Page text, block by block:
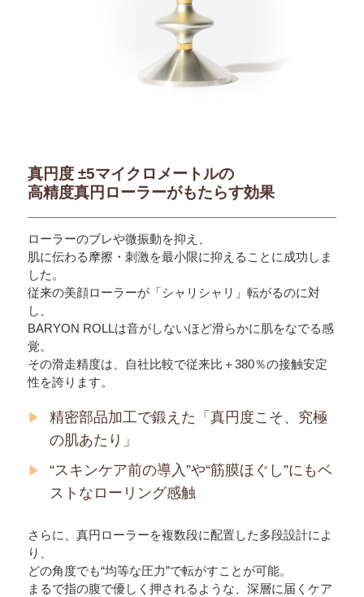
真円度 ±5マイクロメートルの
高精度真円ローラーがもたらす効果
ローラーのブレや微振動を抑え、
肌に伝わる摩擦・刺激を最小限に抑えることに成功しま
した。
従来の美顔ローラーが「シャリシャリ」転がるのに対
し、
BARYON ROLLは音がしないほど滑らかに肌をなでる感
覚。
その滑走精度は、自社比較で従来比＋380％の接触安定
性を誇ります。
精密部品加工で鍛えた「真円度こそ、究極
の肌あたり」
“スキンケア前の導入”や“筋膜ほぐし”にもベ
ストなローリング感触
さらに、真円ローラーを複数段に配置した多段設計によ
り、
どの角度でも“均等な圧力”で転がすことが可能。
まるで指の腹で優しく押されるような、深層に届くケア